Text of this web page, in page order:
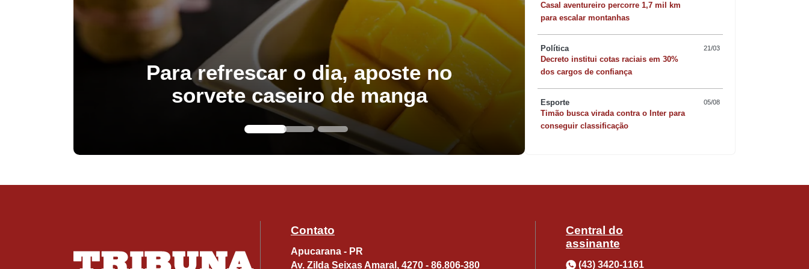
Para refrescar o dia, aposte no
sorvete caseiro de manga
Quer sofisticar o
risoto de camarão
Casal aventureiro percorre 1,7 mil km
para escalar montanhas
Política 21/03
Decreto institui cotas raciais em 30%
dos cargos de confiança
Esporte 05/08
Timão busca virada contra o Inter para
conseguir classificação
Contato
Apucarana - PR
Av. Zilda Seixas Amaral, 4270 - 86.806-380
Central do
assinante
(43) 3420-1161